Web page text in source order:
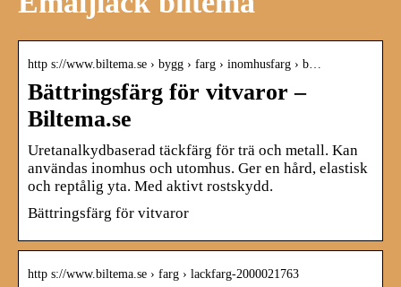
http s://www.biltema.se › bygg › farg › inomhusfarg › b…
Bättringsfärg för vitvaror –
Biltema.se
Uretanalkydbaserad täckfärg för trä och metall. Kan
användas inomhus och utomhus. Ger en hård, elastisk
och reptålig yta. Med aktivt rostskydd.
Bättringsfärg för vitvaror
http s://www.biltema.se › farg › lackfarg-2000021763